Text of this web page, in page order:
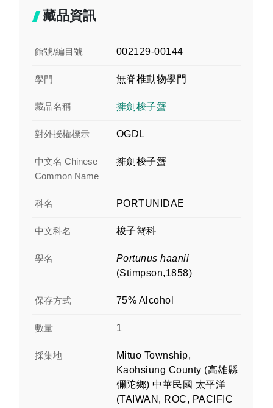
藏品資訊
館號/編目號 002129-00144
學門 無脊椎動物學門
藏品名稱 擁劍梭子蟹
對外授權標示 OGDL
中文名 Chinese
Common Name
擁劍梭子蟹
科名 PORTUNIDAE
中文科名 梭子蟹科
學名
Portunus haanii
(Stimpson,1858)
保存方式 75% Alcohol
數量 1
採集地
Mituo Township,
Kaohsiung County (高雄縣
彌陀鄉) 中華民國 太平洋
(TAIWAN, ROC, PACIFIC